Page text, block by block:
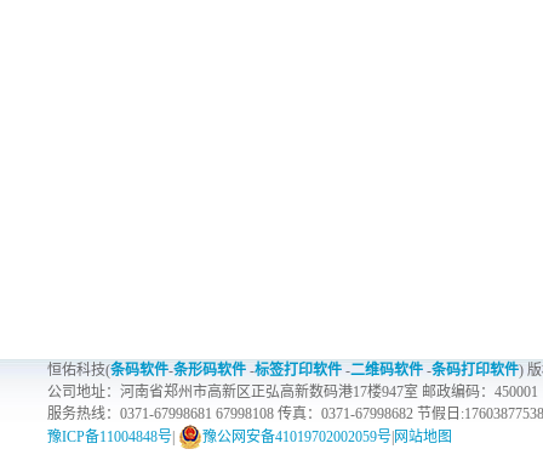
恒佑科技(条码软件-条形码软件 -标签打印软件 -二维码软件 -条码打印软件)
公司地址：河南省郑州市高新区正弘高新数码港17楼947室 邮政编码：450001
服务热线：0371-67998681 67998108 传真：0371-67998682 节假日:17603877538
豫ICP备11004848号
豫公网安备41019702002059号 网站地图